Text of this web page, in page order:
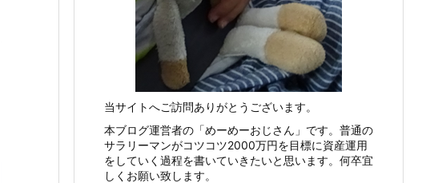
当サイトへご訪問ありがとうございます。
本ブログ運営者の「めーめーおじさん」です。普通の
サラリーマンがコツコツ2000万円を目標に資産運用
をしていく過程を書いていきたいと思います。何卒宜
しくお願い致します。